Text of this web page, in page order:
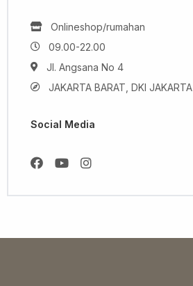
Onlineshop/rumahan
09.00-22.00
Jl. Angsana No 4
JAKARTA BARAT, DKI JAKARTA
Social Media